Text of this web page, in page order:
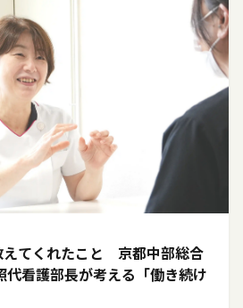
えてくれたこと 京都中部総合
代看護部長が考える「働き続け